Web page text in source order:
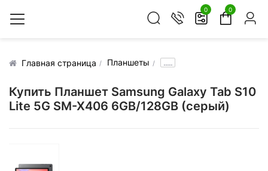
0 0
Главная страница Планшеты .....
Купить Планшет Samsung Galaxy Tab S10
Lite 5G SM-X406 6GB/128GB (серый)